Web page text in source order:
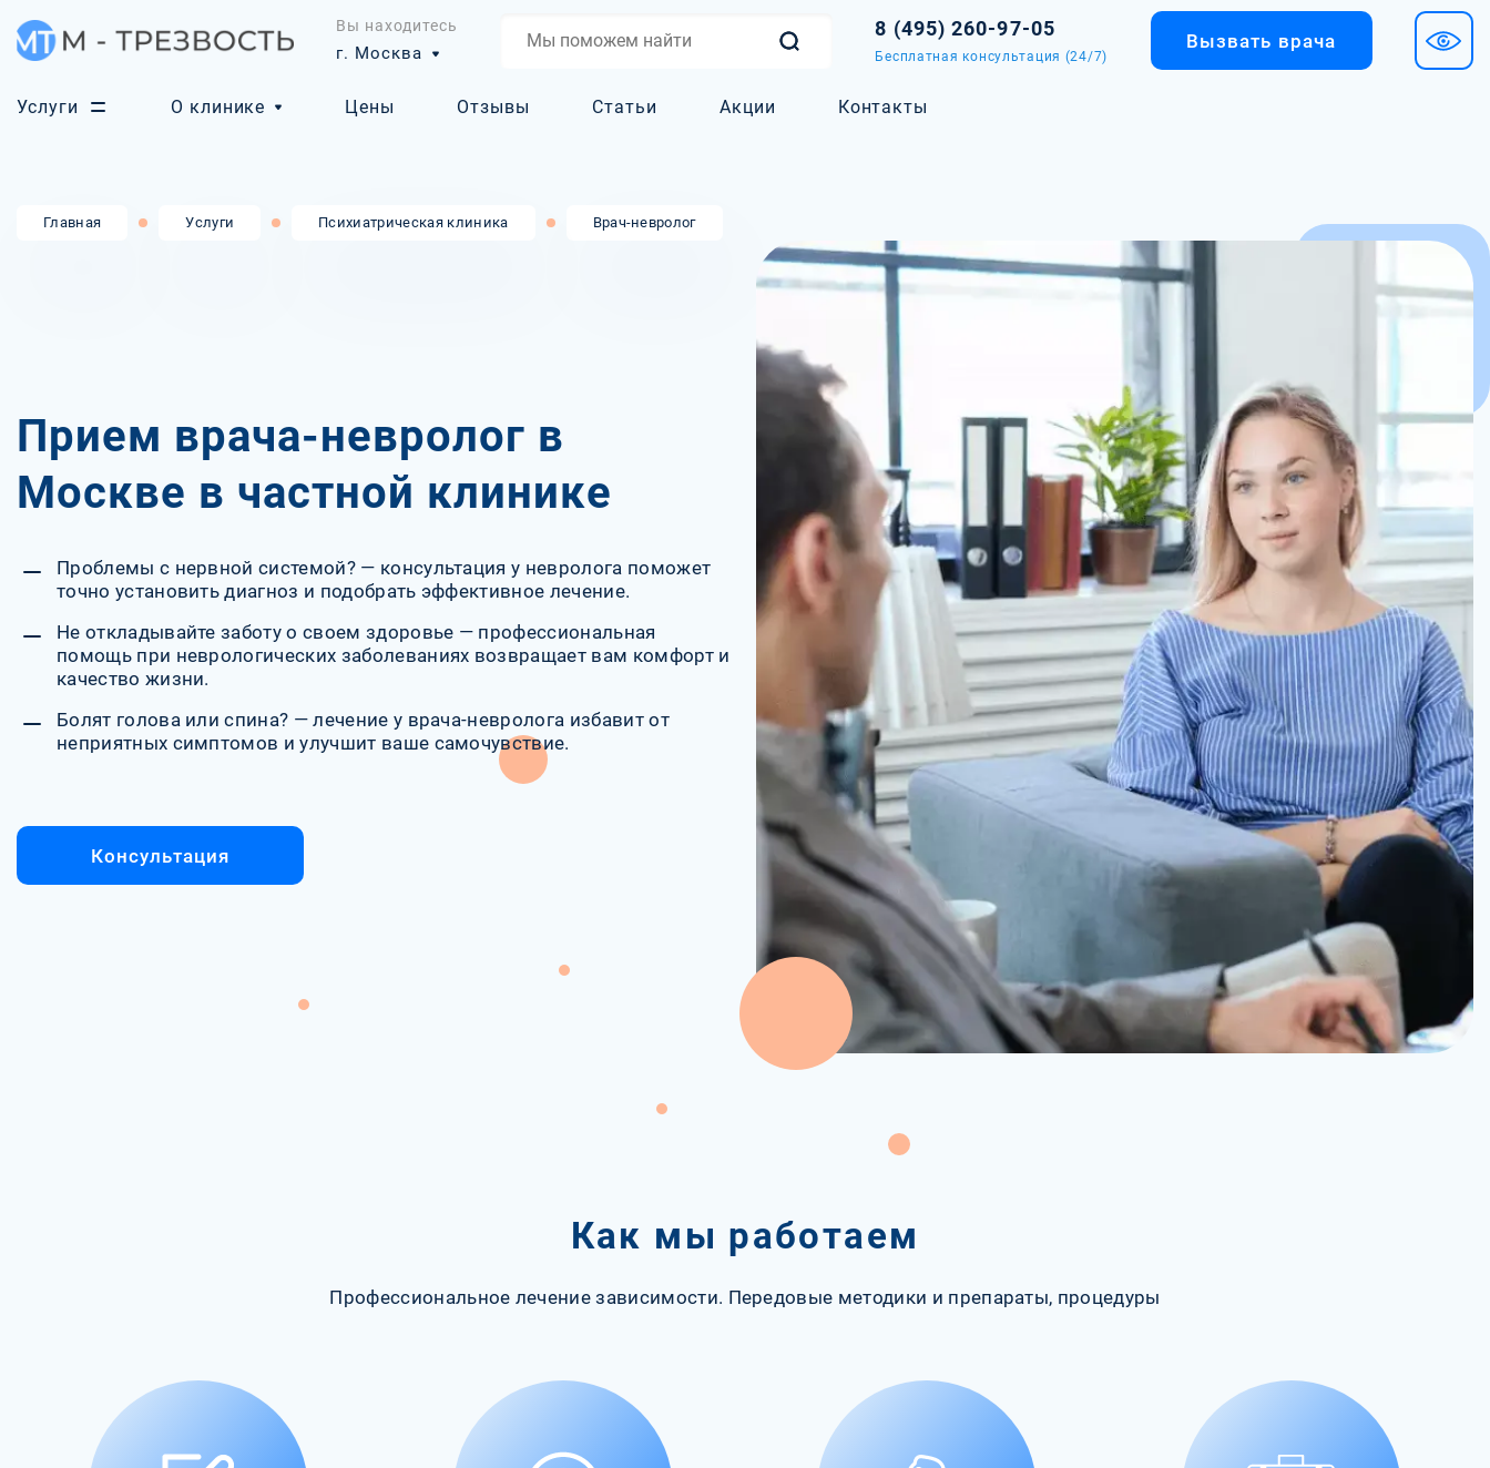
Вы находитесь
г. Москва
8 (495) 260-97-05
Бесплатная консультация (24/7)
Вызвать врача
Услуги О клинике Цены Отзывы Статьи Акции Контакты
Главная Услуги Психиатрическая клиника Врач-невролог
Прием врача-невролог в
Москве в частной клинике
Проблемы с нервной системой? — консультация у невролога поможет
точно установить диагноз и подобрать эффективное лечение.
Не откладывайте заботу о своем здоровье — профессиональная
помощь при неврологических заболеваниях возвращает вам комфорт и
качество жизни.
Болят голова или спина? — лечение у врача-невролога избавит от
неприятных симптомов и улучшит ваше самочувствие.
Консультация
Как мы работаем
Профессиональное лечение зависимости. Передовые методики и препараты, процедуры